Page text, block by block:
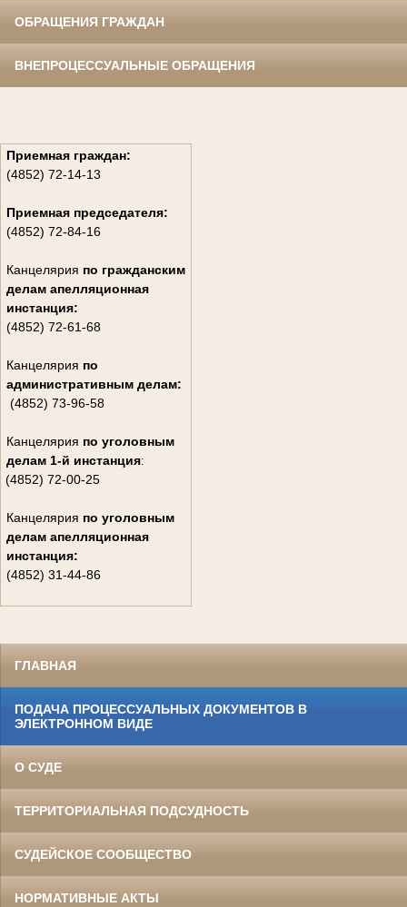
ОБРАЩЕНИЯ ГРАЖДАН
ВНЕПРОЦЕССУАЛЬНЫЕ ОБРАЩЕНИЯ
Приемная граждан:
(4852) 72-14-13
Приемная председателя:
(4852) 72-84-16
Канцелярия по гражданским
делам апелляционная
инстанция:
(4852) 72-61-68
Канцелярия по
административным делам:
(4852) 73-96-58
Канцелярия по уголовным
делам 1-й инстанция:
(4852) 72-00-25
Канцелярия по уголовным
делам апелляционная
инстанция:
(4852) 31-44-86
ГЛАВНАЯ
ПОДАЧА ПРОЦЕССУАЛЬНЫХ ДОКУМЕНТОВ В
ЭЛЕКТРОННОМ ВИДЕ
О СУДЕ
ТЕРРИТОРИАЛЬНАЯ ПОДСУДНОСТЬ
СУДЕЙСКОЕ СООБЩЕСТВО
НОРМАТИВНЫЕ АКТЫ